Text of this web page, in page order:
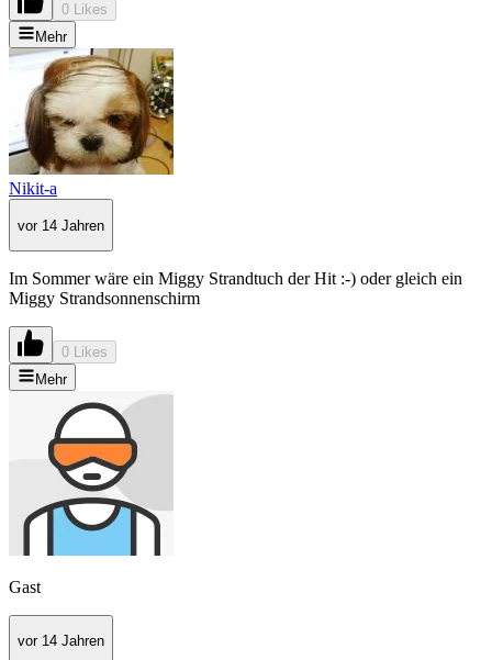
0 Likes
Mehr
Nikit-a
vor 14 Jahren
Im Sommer wäre ein Miggy Strandtuch der Hit :-) oder gleich ein
Miggy Strandsonnenschirm
0 Likes
Mehr
Gast
vor 14 Jahren